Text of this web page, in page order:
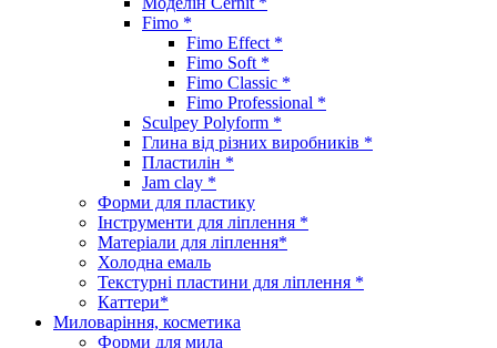
Fimo *
Fimo Effect *
Fimo Soft *
Fimo Classic *
Fimo Professional *
Sculpey Polyform *
Глина від різних виробників *
Пластилін *
Jam clay *
Форми для пластику
Інструменти для ліплення *
Матеріали для ліплення*
Холодна емаль
Текстурні пластини для ліплення *
Каттери*
Миловаріння, косметика
Форми для мила